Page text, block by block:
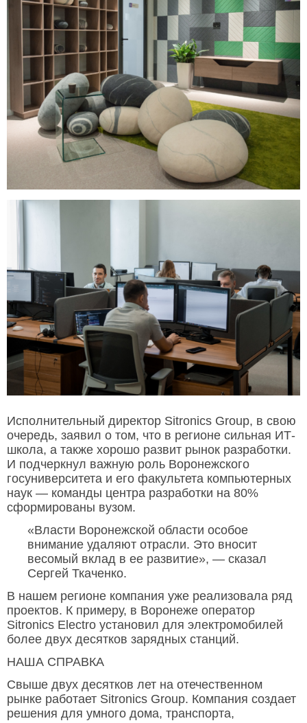
Исполнительный директор Sitronics Group, в свою
очередь, заявил о том, что в регионе сильная ИТ-
школа, а также хорошо развит рынок разработки.
И подчеркнул важную роль Воронежского
госуниверситета и его факультета компьютерных
наук — команды центра разработки на 80%
сформированы вузом.
«Власти Воронежской области особое
внимание удаляют отрасли. Это вносит
весомый вклад в ее развитие», — сказал
Сергей Ткаченко.
В нашем регионе компания уже реализовала ряд
проектов. К примеру, в Воронеже оператор
Sitronics Electro установил для электромобилей
более двух десятков зарядных станций.
НАША СПРАВКА
Свыше двух десятков лет на отечественном
рынке работает Sitronics Group. Компания создает
решения для умного дома, транспорта,